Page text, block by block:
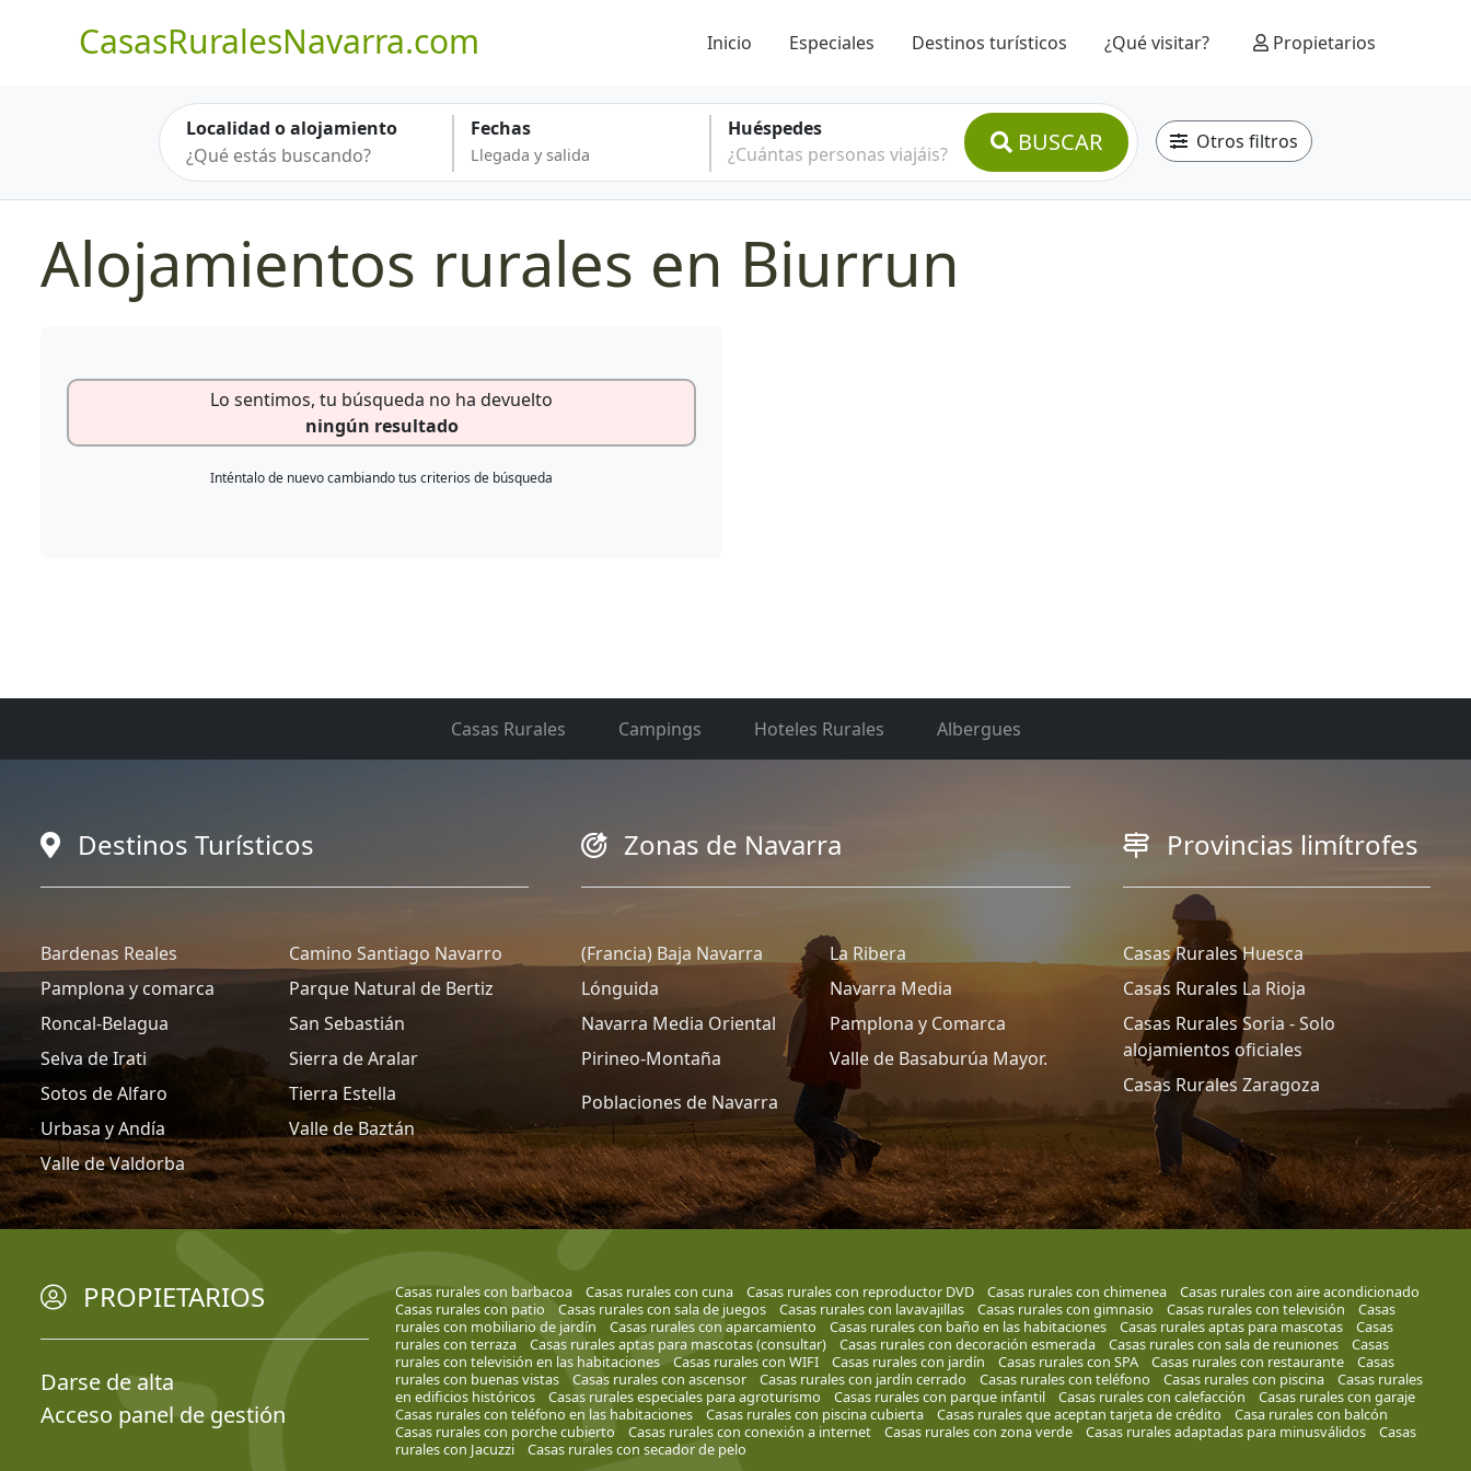
CasasRuralesNavarra.com Inicio Especiales Destinos turísticos ¿Qué visitar? Propietarios
Localidad o alojamiento Fechas
Huéspedes
¿Cuántas personas viajáis?
BUSCAR Otros filtros
Alojamientos rurales en Biurrun
Lo sentimos, tu búsqueda no ha devuelto
ningún resultado
Inténtalo de nuevo cambiando tus criterios de búsqueda
Casas Rurales Campings Hoteles Rurales Albergues
Destinos Turísticos
Bardenas Reales
Camino Santiago Navarro
Pamplona y comarca
Parque Natural de Bertiz
Roncal-Belagua
San Sebastián
Selva de Irati
Sierra de Aralar
Sotos de Alfaro
Tierra Estella
Urbasa y Andía
Valle de Baztán
Valle de Valdorba
Zonas de Navarra
(Francia) Baja Navarra
La Ribera
Lónguida
Navarra Media
Navarra Media Oriental
Pamplona y Comarca
Pirineo-Montaña
Valle de Basaburúa Mayor.
Poblaciones de Navarra
Provincias limítrofes
Casas Rurales Huesca
Casas Rurales La Rioja
Casas Rurales Soria - Solo
alojamientos oficiales
Casas Rurales Zaragoza
PROPIETARIOS
Darse de alta
Acceso panel de gestión
Casas rurales con barbacoa Casas rurales con cuna Casas rurales con reproductor DVD Casas rurales con chimenea
Casas rurales con aire acondicionado
Casas rurales con patio
Casas rurales con sala de juegos Casas rurales con lavavajillas Casas rurales con gimnasio Casas rurales con televisión
Casas
rurales con mobiliario de jardín
Casas rurales con aparcamiento Casas rurales con baño en las habitaciones Casas rurales aptas para mascotas
Casas
rurales con terraza
Casas rurales aptas para mascotas (consultar) Casas rurales con decoración esmerada Casas rurales con sala de reuniones
Casas
rurales con televisión en las habitaciones
Casas rurales con WIFI Casas rurales con jardín Casas rurales con SPA Casas rurales con restaurante
Casas
rurales con buenas vistas
Casas rurales con ascensor Casas rurales con jardín cerrado Casas rurales con teléfono Casas rurales con piscina
Casas rurales
en edificios históricos
Casas rurales especiales para agroturismo Casas rurales con parque infantil Casas rurales con calefacción
Casas rurales con garaje
Casas rurales con teléfono en las habitaciones
Casas rurales con piscina cubierta Casas rurales que aceptan tarjeta de crédito
Casa rurales con balcón
Casas rurales con porche cubierto
Casas rurales con conexión a internet Casas rurales con zona verde Casas rurales adaptadas para minusválidos
Casas
rurales con Jacuzzi
Casas rurales con secador de pelo